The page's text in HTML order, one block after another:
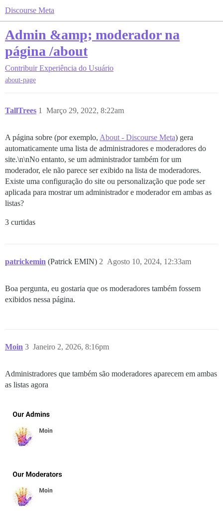
Discourse Meta
Admin &amp; moderador na
página /about
Contribuir Experiência do Usuário
about-page
TallTrees Março 29, 2022, 8:22am
1
A página sobre (por exemplo, About - Discourse Meta) gera
automaticamente uma lista de administradores e moderadores do
site.\n\nNo entanto, se um administrador também for um
moderador, ele não parece ser exibido na lista de moderadores.
Existe uma configuração do site ou personalização que pode ser
aplicada para mostrar um administrador e moderador em ambas as
listas?
3 curtidas
patrickemin (Patrick EMIN) Agosto 10, 2024, 12:33am
2
Boa pergunta, eu gostaria que os moderadores também fossem
exibidos nessa página.
Moin Janeiro 2, 2026, 8:16pm
3
Administradores que também são moderadores aparecem em ambas
as listas agora